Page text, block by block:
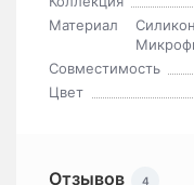
Материал
Совместимость
Цвет
Отзывов 4